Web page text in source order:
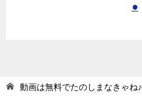
●
動画は無料でたのしまなきゃね♪